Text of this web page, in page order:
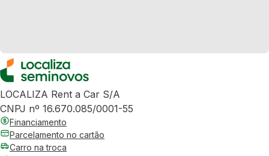
LOCALIZA Rent a Car S/A
CNPJ nº 16.670.085/0001-55
Financiamento
Parcelamento no cartão
Carro na troca